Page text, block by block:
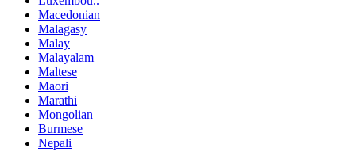
Macedonian
Malagasy
Malay
Malayalam
Maltese
Maori
Marathi
Mongolian
Burmese
Nepali